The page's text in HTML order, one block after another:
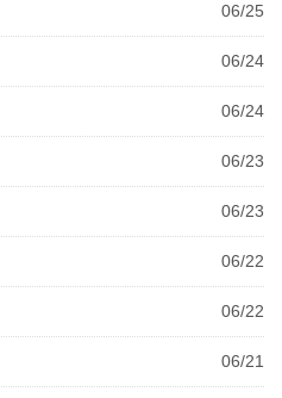
06/25
06/24
06/24
06/23
06/23
06/22
06/22
06/21